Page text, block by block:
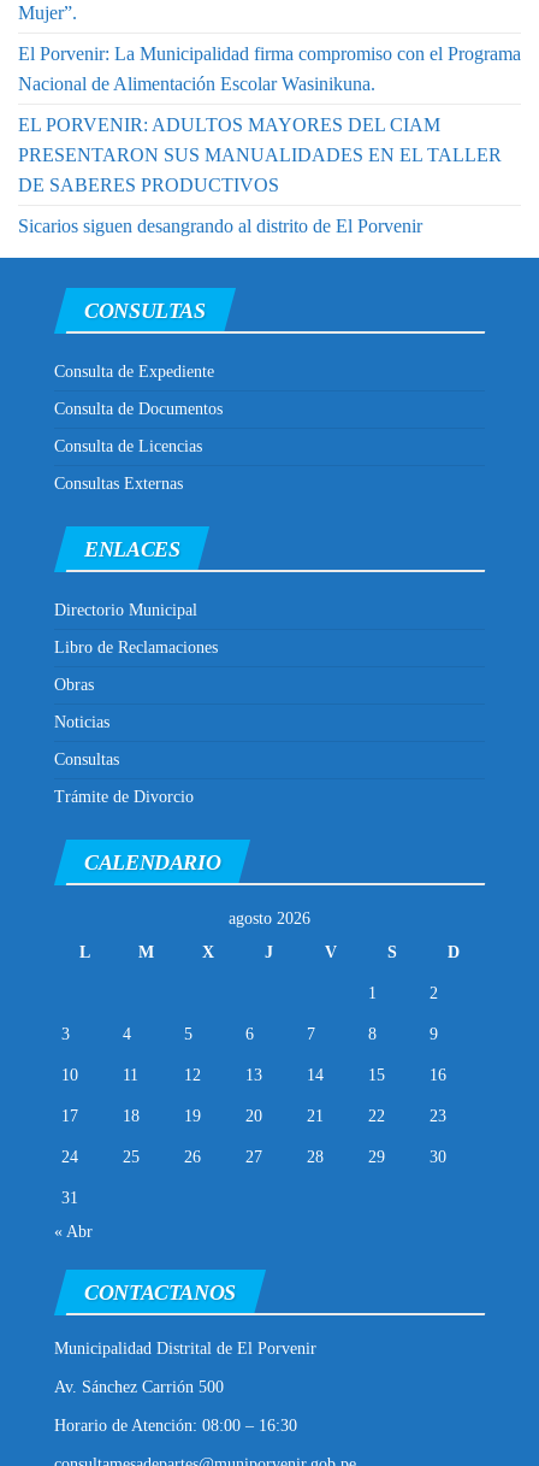
Mujer”.
El Porvenir: La Municipalidad firma compromiso con el Programa
Nacional de Alimentación Escolar Wasinikuna.
EL PORVENIR: ADULTOS MAYORES DEL CIAM
PRESENTARON SUS MANUALIDADES EN EL TALLER
DE SABERES PRODUCTIVOS
Sicarios siguen desangrando al distrito de El Porvenir
CONSULTAS
Consulta de Expediente
Consulta de Documentos
Consulta de Licencias
Consultas Externas
ENLACES
Directorio Municipal
Libro de Reclamaciones
Obras
Noticias
Consultas
Trámite de Divorcio
CALENDARIO
agosto 2026
L
M X J V S D
1 2
3 4 5 6 7 8 9
10 11 12 13 14 15 16
17 18 19 20 21 22 23
24 25 26 27 28 29 30
31
« Abr
CONTACTANOS
Municipalidad Distrital de El Porvenir
Av. Sánchez Carrión 500
Horario de Atención: 08:00 – 16:30